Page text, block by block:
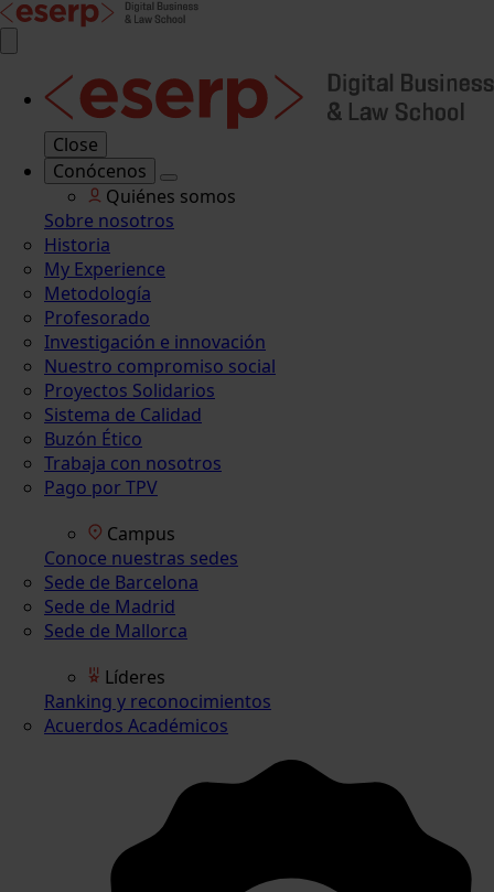
Close
Conócenos
Quiénes somos
Sobre nosotros
Historia
My Experience
Metodología
Profesorado
Investigación e innovación
Nuestro compromiso social
Proyectos Solidarios
Sistema de Calidad
Buzón Ético
Trabaja con nosotros
Pago por TPV
Campus
Conoce nuestras sedes
Sede de Barcelona
Sede de Madrid
Sede de Mallorca
Líderes
Ranking y reconocimientos
Acuerdos Académicos